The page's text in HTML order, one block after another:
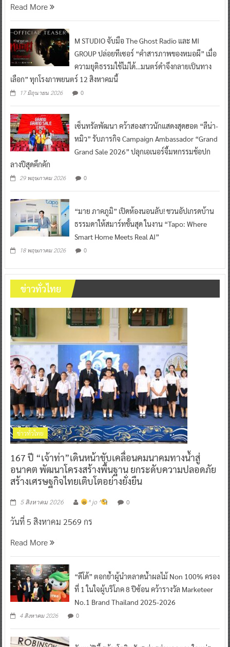
Read More
M STUDIO จับมือ The Ghost Radio และ MI
GROUP ปล่อยทีเซอร์ “คำสารภาพของหมอผี” เมื่อ
ความยุติธรรมใช้ไม่ได้…มนตร์ดำจึงกลายเป็นทาง
เลือก” ทุกโรงภาพยนตร์ 12 สิงหาคมนี้
17 มิถุนายน 2026 0
เซ็นทรัลพัฒนา คว้าสองสาวนักแสดงสุดฮอต “ลีน่า-
หมิว” รับภารกิจ Campaign Ambassador “Grand
Grand Sale 2026” ปลุกเอเนอร์จี้มหกรรมช้อปก
ลางปีสุดคึกคัก
29 พฤษภาคม 2026 0
“มาย ภาคภูมิ” เปิดห้องนอนลับ! ชวนอัปเกรดบ้าน
ธรรมดาให้สมาร์ทขั้นสุด ในงาน “Tapo: Where
Smart Home Meets Real AI”
18 พฤษภาคม 2026 0
ข่าวทั่วไทย
ข่าวทั่วไทย
167 ปี “เจ้าท่า”เดินหน้าขับเคลื่อนคมนาคมทางน้ำสู่
อนาคต พัฒนาโครงสร้างพื้นฐาน ยกระดับความปลอดภัย
สร้างเศรษฐกิจไทยเติบโตอย่างยั่งยืน
5 สิงหาคม 2026 ^ jo ^ 0
วันที่ 5 สิงหาคม 2569 กร
Read More
“ดีโด้” ตอกย้ำผู้นำตลาดน้ำผลไม้ Non 100% ครอง
ที่ 1 ในใจผู้บริโภค 8 ปีซ้อน คว้ารางวัล Marketeer
No.1 Brand Thailand 2025-2026
4 สิงหาคม 2026 0